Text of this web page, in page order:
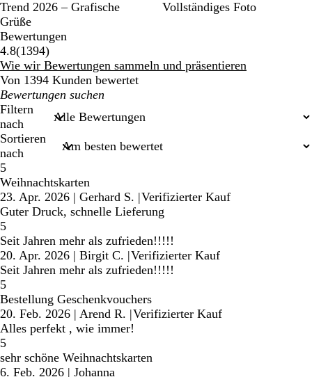
Trend 2026 – Grafische
Grüße
Vollständiges Foto
Bewertungen
4.8(13941394
Bewertungen
)
Wie wir Bewertungen sammeln und präsentieren
Von 1394 Kunden bewertet
Meine
Sucheingaben
Filtern
nach
Sortieren
nach
5
Weihnachtskarten
23. Apr. 2026 | Gerhard S. |Verifizierter Kauf
Guter Druck, schnelle Lieferung
5
Seit Jahren mehr als zufrieden!!!!!
20. Apr. 2026 | Birgit C. |Verifizierter Kauf
Seit Jahren mehr als zufrieden!!!!!
5
Bestellung Geschenkvouchers
20. Feb. 2026 | Arend R. |Verifizierter Kauf
Alles perfekt , wie immer!
5
sehr schöne Weihnachtskarten
6. Feb. 2026 | Johanna